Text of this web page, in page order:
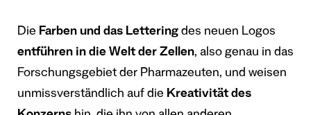
Die Farben und das Lettering des neuen Logos
entführen in die Welt der Zellen, also genau in das
Forschungsgebiet der Pharmazeuten, und weisen
unmissverständlich auf die Kreativität des